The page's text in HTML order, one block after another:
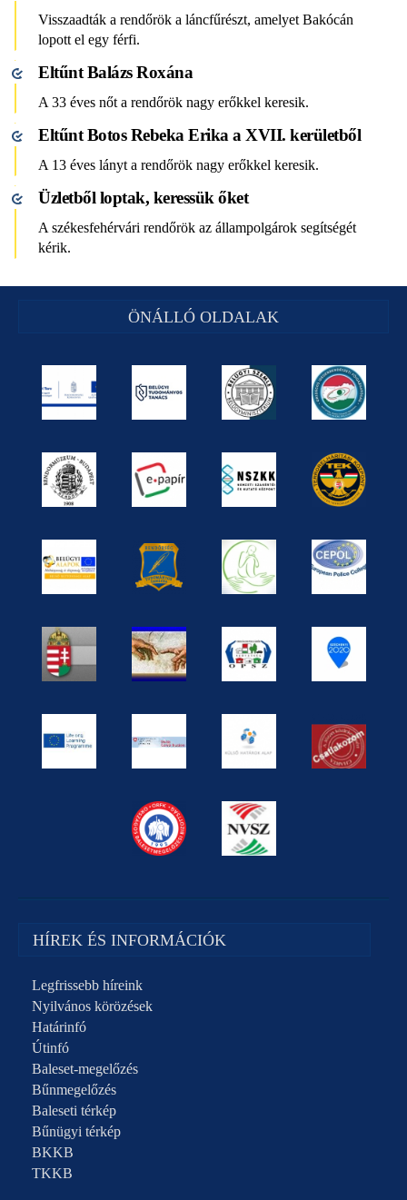
Visszaadták a rendőrök a láncfűrészt, amelyet Bakócán
lopott el egy férfi.
Eltűnt Balázs Roxána
A 33 éves nőt a rendőrök nagy erőkkel keresik.
Eltűnt Botos Rebeka Erika a XVII. kerületből
A 13 éves lányt a rendőrök nagy erőkkel keresik.
Üzletből loptak, keressük őket
A székesfehérvári rendőrök az állampolgárok segítségét
kérik.
ÖNÁLLÓ OLDALAK
HÍREK ÉS INFORMÁCIÓK
Legfrissebb híreink
Nyilvános körözések
Határinfó
Útinfó
Baleset-megelőzés
Bűnmegelőzés
Baleseti térkép
Bűnügyi térkép
BKKB
TKKB